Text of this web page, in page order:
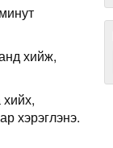
хийж,
хэрэглэнэ.